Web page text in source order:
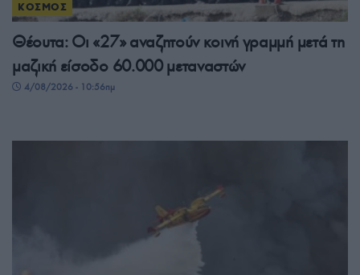
ΚΟΣΜΟΣ
Θέουτα: Οι «27» αναζητούν κοινή γραμμή μετά τη
μαζική είσοδο 60.000 μεταναστών
4/08/2026 - 10:56πμ